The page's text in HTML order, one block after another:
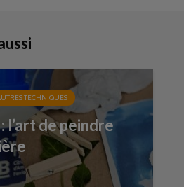
TECHNIQUES
l’art de peindre